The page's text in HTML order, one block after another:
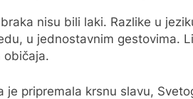
nisu bili laki. Razlike u
u jednostavnim gestovima.
običaja.
je pripremala krsnu slavu,